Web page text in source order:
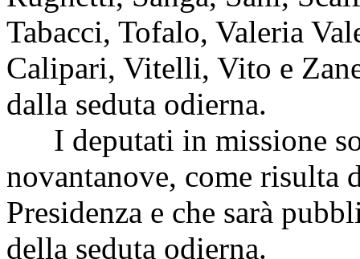
Tabacci, Tofalo, Valeria
Calipari, Vitelli, Vito e
dalla seduta odierna.
I deputati in missione
novantanove, come risulta
Presidenza e che sarà
della seduta odierna.